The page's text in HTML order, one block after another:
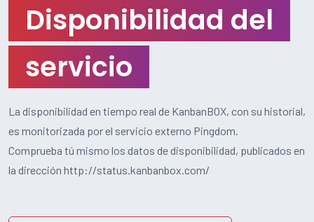
Disponibilidad del
servicio
La disponibilidad en tiempo real de KanbanBOX, con su historial,
es monitorizada por el servicio externo Pingdom.
Comprueba tú mismo los datos de disponibilidad, publicados en
la dirección http://status.kanbanbox.com/